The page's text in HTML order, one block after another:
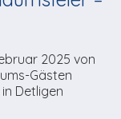
2025 von
Gästen
Detligen